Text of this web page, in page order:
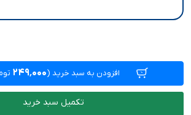
افزودن به سبد خرید (۲۴۹٬۰۰۰
تکمیل سبد خرید